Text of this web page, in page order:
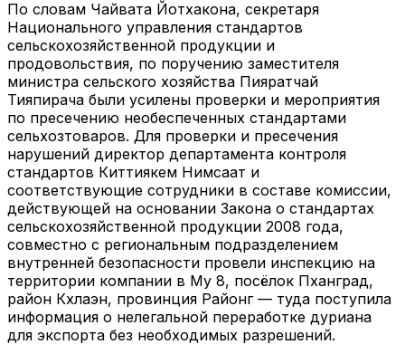
По словам Чайвата Йотхакона, секретаря
Национального управления стандартов
сельскохозяйственной продукции и
продовольствия, по поручению заместителя
министра сельского хозяйства Пияратчай
Тияпирача были усилены проверки и мероприятия
по пресечению необеспеченных стандартами
сельхозтоваров. Для проверки и пресечения
нарушений директор департамента контроля
стандартов Киттиякем Нимсаат и
соответствующие сотрудники в составе комиссии,
действующей на основании Закона о стандартах
сельскохозяйственной продукции 2008 года,
совместно с региональным подразделением
внутренней безопасности провели инспекцию на
территории компании в Му 8, посёлок Пханград,
район Кхлаэн, провинция Районг — туда поступила
информация о нелегальной переработке дуриана
для экспорта без необходимых разрешений.